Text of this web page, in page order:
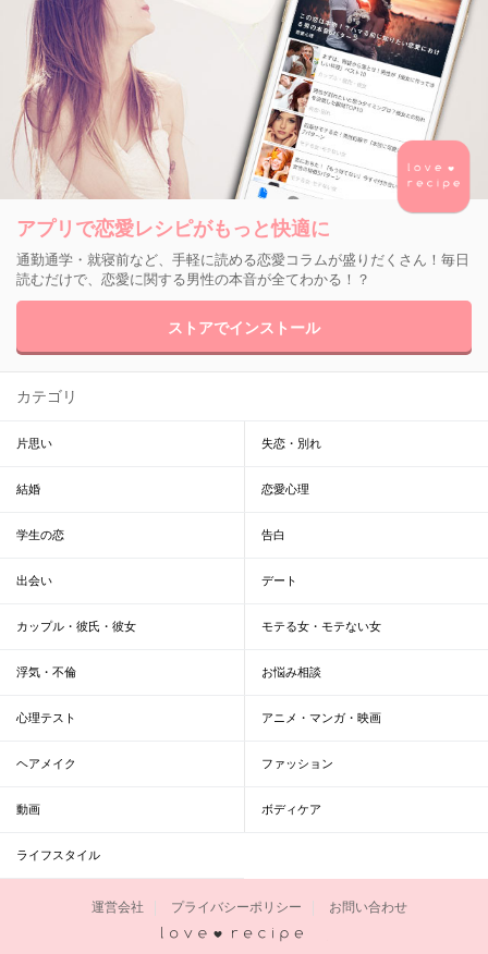
アプリで恋愛レシピがもっと快適に
通勤通学・就寝前など、手軽に読める恋愛コラムが盛りだくさん！毎日
読むだけで、恋愛に関する男性の本音が全てわかる！？
ストアでインストール
カテゴリ
片思い 失恋・別れ
結婚 恋愛心理
学生の恋 告白
出会い デート
カップル・彼氏・彼女 モテる女・モテない女
浮気・不倫 お悩み相談
心理テスト アニメ・マンガ・映画
ヘアメイク ファッション
動画 ボディケア
ライフスタイル
運営会社 プライバシーポリシー お問い合わせ